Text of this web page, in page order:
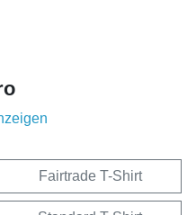
Fairtrade T-Shirt